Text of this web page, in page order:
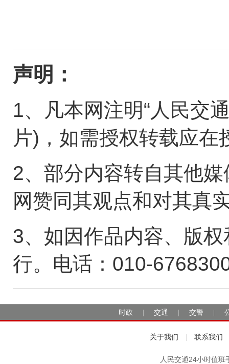
声明：
1、凡本网注明“人民交
片)，如需授权转载应
2、部分内容转自其他
网赞同其观点和对其真
3、如因作品内容、版
行。电话：010-
时政 交通 交警
关于我们 联系我们
人民交通24小时值